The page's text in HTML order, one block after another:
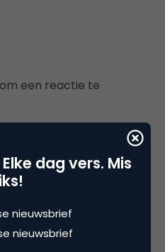
om een reactie te
dit zijn de
tools voor
dag vers. Mis
nieuwsbrief
nieuwsbrief